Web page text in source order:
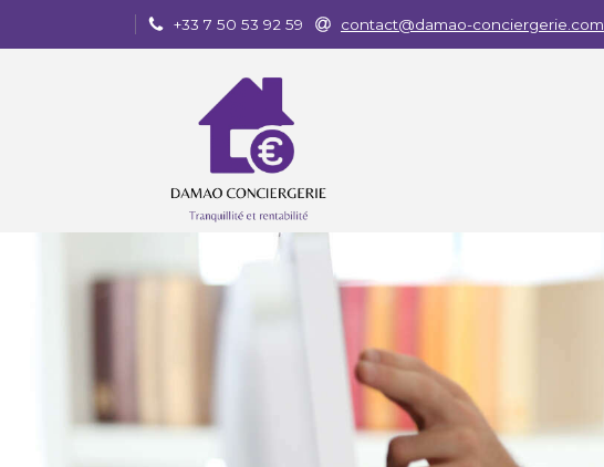
+33 7 50 53 92 59 contact@damao-conciergerie.com